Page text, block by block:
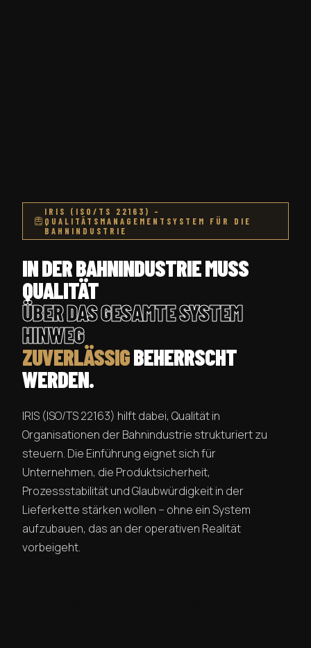
IRIS (ISO/TS 22163) –
QUALITÄTSMANAGEMENTSYSTEM FÜR DIE
BAHNINDUSTRIE
IN DER BAHNINDUSTRIE MUSS
QUALITÄT
ÜBER DAS GESAMTE SYSTEM
HINWEG
ZUVERLÄSSIGBEHERRSCHT
WERDEN.
IRIS (ISO/TS 22163) hilft dabei, Qualität in
Organisationen der Bahnindustrie strukturiert zu
steuern. Die Einführung eignet sich für
Unternehmen, die Produktsicherheit,
Prozessstabilität und Glaubwürdigkeit in der
Lieferkette stärken wollen – ohne ein System
aufzubauen, das an der operativen Realität
vorbeigeht.